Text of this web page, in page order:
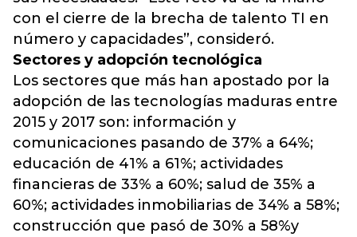
con el cierre de la brecha de talento TI en
número y capacidades”, consideró.
Sectores y adopción tecnológica
Los sectores que más han apostado por la
adopción de las tecnologías maduras entre
2015 y 2017 son: información y
comunicaciones pasando de 37% a 64%;
educación de 41% a 61%; actividades
financieras de 33% a 60%; salud de 35% a
60%; actividades inmobiliarias de 34% a 58%;
construcción que pasó de 30% a 58%y